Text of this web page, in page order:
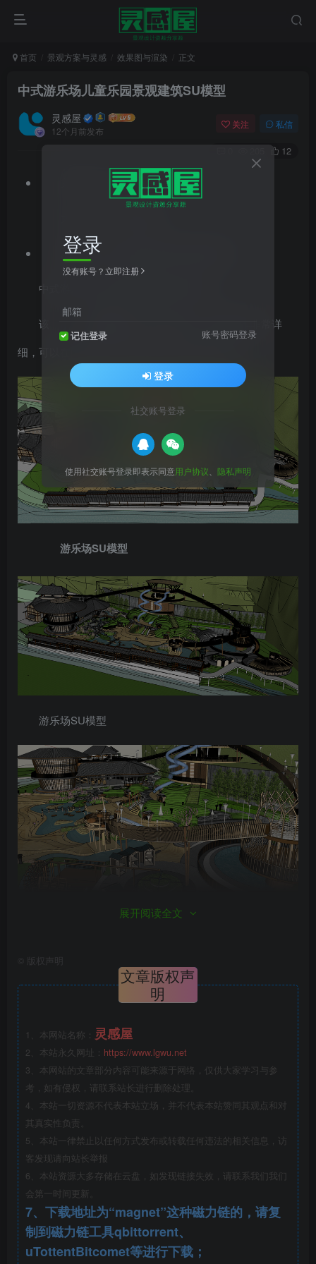
首页 景观方案与灵感 效果图与渲染 正文
中式游乐场儿童乐园景观建筑SU模型
灵感屋
12个月前发布
关注 私信
12
文件格式：zip
素材类型：建筑SU模型,景观SU模型
中式游乐场儿童乐园景观建筑SU模型
该
方案创意独特，模型制作非常详
细，可以在同类项目中做参考或适当修改后使用
游乐场SU模型
游乐场SU模型
游乐场SU模型
展开阅读全文
版权声明
文章版权声
明
1、本网站名称： 灵感屋
2、本站永久网址： https://www.lgwu.net
3、本网站的文章部分内容可能来源于网络，仅供大家学习与参
考，如有侵权，请联系站长进行删除处理。
4、本站一切资源不代表本站立场，并不代表本站赞同其观点和对
其真实性负责。
5、本站一律禁止以任何方式发布或转载任何违法的相关信息，访
客发现请向站长举报
6、本站资源大多存储在云盘，如发现链接失效，请联系我们我们
会第一时间更新。
7、下载地址为“magnet”这种磁力链的，请复
制到磁力链工具qbittorrent、
uTottentBitcomet等进行下载；
登录
没有账号？立即注册
邮箱
记住登录 账号密码登录
登录
社交账号登录
使用社交账号登录即表示同意用户协议 隐私声明